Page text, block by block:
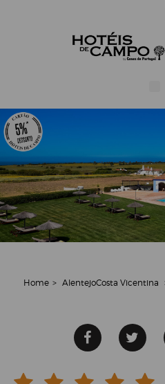
Home > AlentejoCosta Vicentina